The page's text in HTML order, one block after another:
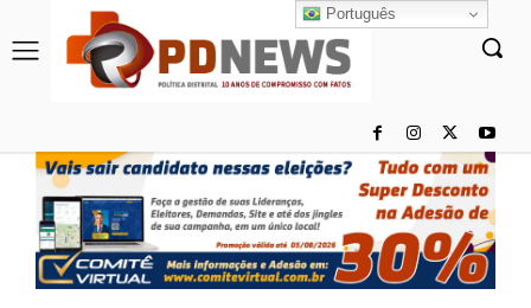
Português